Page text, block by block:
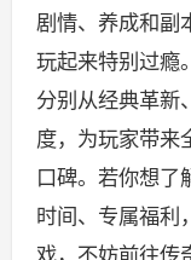
剧情、养成和副
玩起来特别过瘾
分别从经典革新
度，为玩家带来
口碑。若你想了
时间、专属福利
戏，不妨前往传